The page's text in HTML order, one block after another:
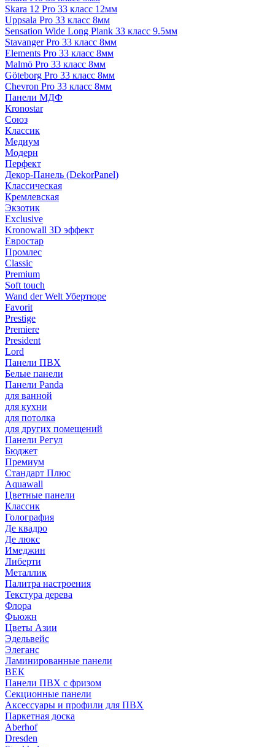
Skara 12 Pro 33 класс 12мм
Uppsala Pro 33 класс 8мм
Sensation Wide Long Plank 33 класс 9.5мм
Stavanger Pro 33 класс 8мм
Elements Pro 33 класс 8мм
Malmö Pro 33 класс 8мм
Göteborg Pro 33 класс 8мм
Chevron Pro 33 класс 8мм
Панели МДФ
Кronostar
Союз
Классик
Медиум
Модерн
Перфект
Декор-Панель (DekorPanel)
Классическая
Кремлевская
Экзотик
Exclusive
Kronowall 3D эффект
Евростар
Промлес
Classic
Premium
Soft touch
Wand der Welt Убертюре
Favorit
Prestige
Premiere
President
Lord
Панели ПВХ
Белые панели
Панели Panda
для ванной
для кухни
для потолка
для других помещений
Панели Регул
Бюджет
Премиум
Стандарт Плюс
Aquawall
Цветные панели
Классик
Голография
Де квадро
Де люкс
Имеджин
Либерти
Металлик
Палитра настроения
Текстура дерева
Флора
Фьюжн
Цветы Азии
Эдельвейс
Элеганс
Ламинированные панели
ВЕК
Панели ПВХ с фризом
Секционные панели
Аксессуары и профили для ПВХ
Паркетная доска
Aberhof
Dresden